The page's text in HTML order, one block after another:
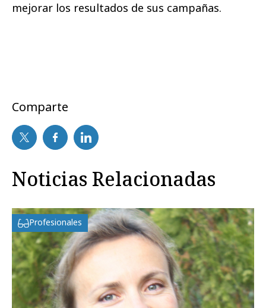
mejorar los resultados de sus campañas.
Comparte
Noticias Relacionadas
Profesionales